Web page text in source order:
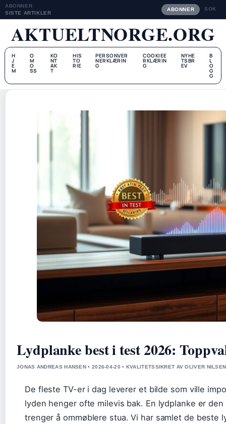
ABONNER
SISTE ARTIKLER
ABONNER SOK
AKTUELTNORGE.ORG
H
J
E
M
O
M
O
SS
KO
NT
AK
T
HIS
TO
RIE
PERSONVER
NERKLÆRIN
G
COOKIEE
RKLÆRIN
G
NYHE
TSBR
EV
B
L
O
G
G
Lydplanke best i test 2026:
JONAS ANDREAS HANSEN • 2026-04-20 • KVALITETSSIKRET AV OLIVER NILSEN
De fleste TV-er i dag leverer et bilde som ville
lyden henger ofte milevis bak. En lydplanke er
trenger å ommøblere stua. Vi har samlet de beste